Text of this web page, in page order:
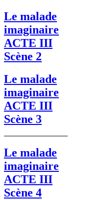
Le malade
imaginaire
ACTE III
Scène 2
Le malade
imaginaire
ACTE III
Scène 3
Le malade
imaginaire
ACTE III
Scène 4